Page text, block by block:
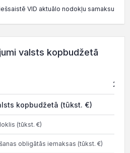
VID aktuālo nodokļu samaksu
valsts kopbudžetā
2025
kopbudžetā (tūkst. €)
(tūkst. €)
obligātās iemaksas (tūkst. €)